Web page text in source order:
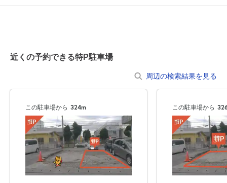
近くの予約できる特P駐車場
周辺の検索結果を見る
この駐車場から 324m この駐車場から